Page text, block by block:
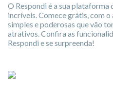
O Respondi é a sua
incríveis. Comece grátis, com
simples e poderosas que vão
atrativos. Confira as
Respondi e se surpreenda!